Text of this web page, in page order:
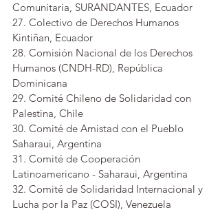
Comunitaria, SURANDANTES, Ecuador
27. Colectivo de Derechos Humanos
Kintiñan, Ecuador
28. Comisión Nacional de los Derechos
Humanos (CNDH-RD), República
Dominicana
29. Comité Chileno de Solidaridad con
Palestina, Chile
30. Comité de Amistad con el Pueblo
Saharaui, Argentina
31. Comité de Cooperación
Latinoamericano - Saharaui, Argentina
32. Comité de Solidaridad Internacional y
Lucha por la Paz (COSI), Venezuela